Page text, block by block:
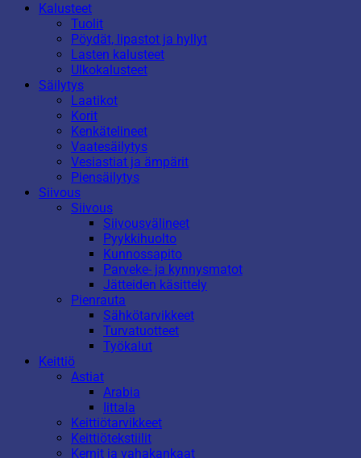
Kalusteet
Tuolit
Pöydät, lipastot ja hyllyt
Lasten kalusteet
Ulkokalusteet
Säilytys
Laatikot
Korit
Kenkätelineet
Vaatesäilytys
Vesiastiat ja ämpärit
Piensäilytys
Siivous
Siivous
Siivousvälineet
Pyykkihuolto
Kunnossapito
Parveke- ja kynnysmatot
Jätteiden käsittely
Pienrauta
Sähkötarvikkeet
Turvatuotteet
Työkalut
Keittiö
Astiat
Arabia
Iittala
Keittiötarvikkeet
Keittiötekstiilit
Kernit ja vahakankaat